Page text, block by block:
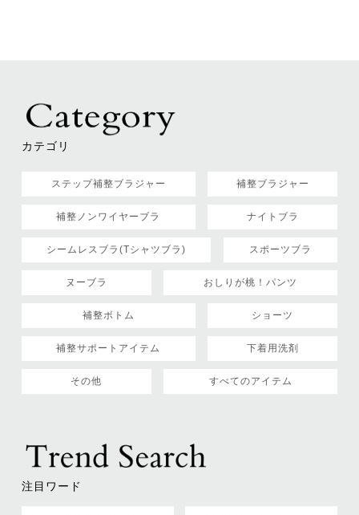
カテゴリ
ステップ補整ブラジャー 補整ブラジャー
補整ノンワイヤーブラ ナイトブラ
シームレスブラ(Tシャツブラ) スポーツブラ
ヌーブラ おしりが桃！パンツ
補整ボトム ショーツ
補整サポートアイテム 下着用洗剤
その他 すべてのアイテム
注目ワード